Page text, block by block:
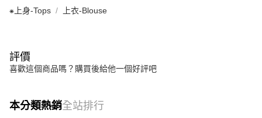
⁕上身-Tops 上衣-Blouse
評價
喜歡這個商品嗎？購買後給他一個好評吧
本分類熱銷全站排行